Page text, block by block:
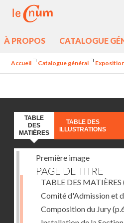
À PROPOS CATALOGUE
Accueil Catalogue général
TABLE
DES
MATIÈRES
TABLE DES
ILLUSTRATIONS
Première image
PAGE DE TITRE
TABLE DES MATIÈRES
Comité d'Admission et
Composition du Jury